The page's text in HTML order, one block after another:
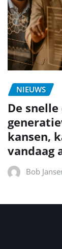
NIEUWS
De
kansen,
vandaag
Bob